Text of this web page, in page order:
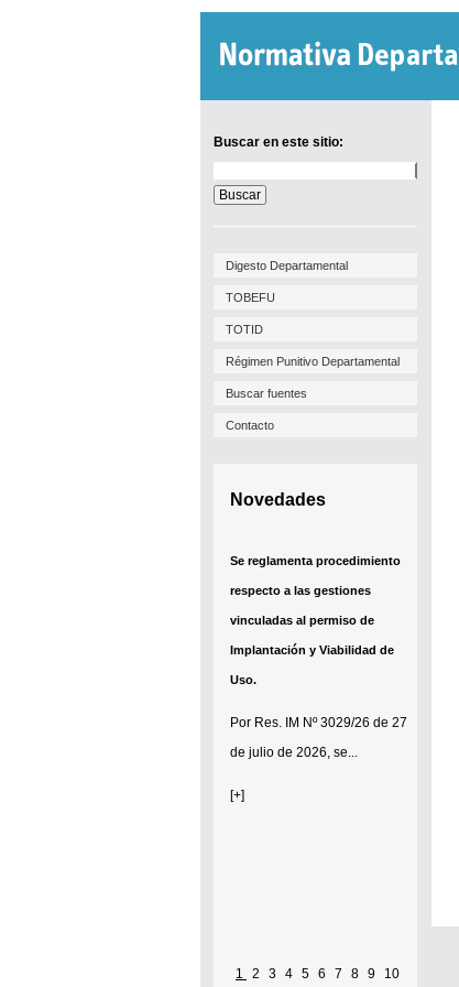
Buscar en este sitio:
en
este
sitio:
Digesto Departamental
TOBEFU
TOTID
Régimen Punitivo Departamental
Buscar fuentes
Contacto
Novedades
Se reglamenta procedimiento
respecto a las gestiones
vinculadas al permiso de
Implantación y Viabilidad de
Uso.
Por Res. IM Nº 3029/26 de 27
de julio de 2026, se...
[+]
1 2 3 4 5 6 7 8 9 10